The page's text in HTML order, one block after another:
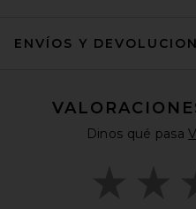
ENVÍOS Y
Dinos qué pasa